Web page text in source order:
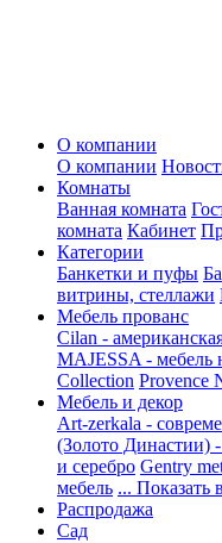
О компании
О компании
Комнаты
Ванная комната
комната Кабинет
Категории
Банкетки и пуфы
витрины, стеллажи
Мебель прованс
Cilan -
MAJESSA - мебель
Collection Provence
Мебель и декор
Art-zerkala -
(Золото Династии)
и серебро Gentry
мебель ... Показать
Распродажа
Сад